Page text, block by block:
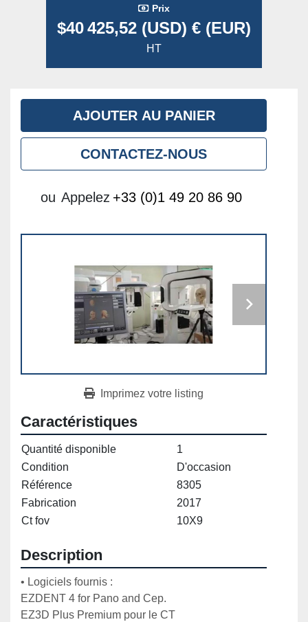
Prix
$40 425,52 (USD) € (EUR)
HT
AJOUTER AU PANIER
CONTACTEZ-NOUS
ou Appelez +33 (0)1 49 20 86 90
Imprimez votre listing
Caractéristiques
Quantité disponible
1
Condition
D'occasion
Référence
8305
Fabrication
2017
Ct fov
10X9
Description
• Logiciels fournis :
EZDENT 4 for Pano and Cep.
EZ3D Plus Premium pour le CT